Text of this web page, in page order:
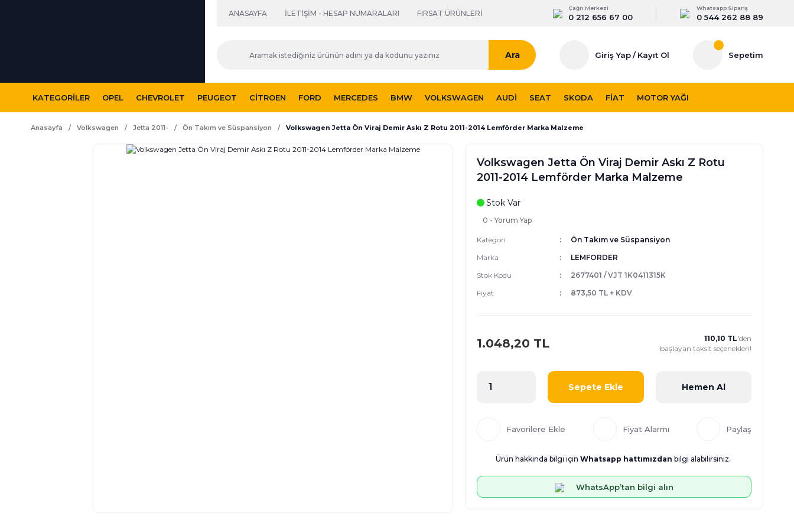
ANASAYFA İLETİŞİM - HESAP NUMARALARI FIRSAT ÜRÜNLERİ
Çağrı Merkezi
0 212 656 67 00
Whatsapp Sipariş
0 544 262 88 89
Ara Giriş Yap/ Kayıt Ol Sepetim
KATEGORILER OPEL CHEVROLET PEUGEOT CITROEN FORD MERCEDES BMW VOLKSWAGEN AUDI SEAT SKODA FIAT MOTOR YAĞI
Anasayfa Volkswagen Jetta 2011- Ön Takım ve Süspansiyon Volkswagen Jetta Ön Viraj Demir Askı Z Rotu 2011-2014 Lemförder Marka Malzeme
Volkswagen Jetta Ön Viraj Demir Askı Z Rotu
2011-2014 Lemförder Marka Malzeme
Stok Var
0 - Yorum Yap
Kategori
Ön Takım ve Süspansiyon
Marka
LEMFORDER
Stok Kodu
2677401 / VJT 1K0411315K
Fiyat
873,50 TL + KDV
1.048,20 TL 110,10 TL'den
başlayan taksit seçenekleri!
Sepete Ekle Hemen Al
Fiyat Alarmı Paylaş
Ürün hakkında bilgi için Whatsapp hattımızdan bilgi alabilirsiniz.
WhatsApp’tan bilgi alın